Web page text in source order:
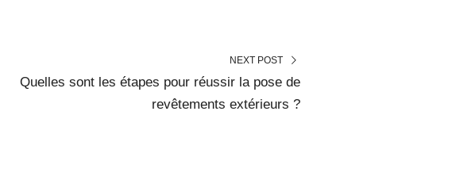
NEXT POST
Quelles sont les étapes pour réussir la pose de
revêtements extérieurs ?